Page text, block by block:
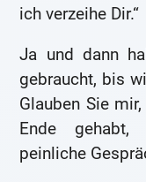
ich verzeihe Dir.“
Ja und dann
gebraucht, bis
Glauben Sie
Ende gehabt,
peinliche